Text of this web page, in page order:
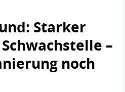
Starker
–
noch